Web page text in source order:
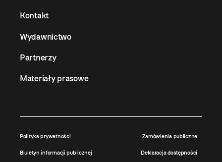
Kontakt
Wydawnictwo
Partnerzy
Materiały prasowe
Polityka prywatności Zamówienia publiczne
Biuletyn informacji publicznej Deklaracja dostępności